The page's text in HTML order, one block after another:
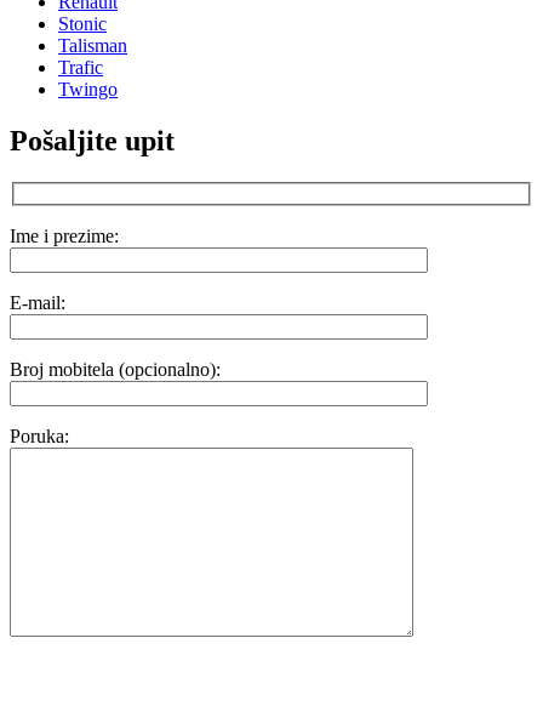
Stonic
Talisman
Trafic
Twingo
Pošaljite upit
Ime i prezime:
E-mail:
Broj mobitela (opcionalno):
Poruka: